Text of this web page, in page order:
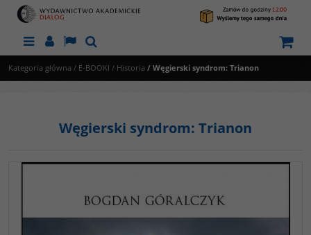
MenuPanelLangSzukaj
Kategoria główna / E-BOOKI / Historia / Węgierski syndrom: Trianon
Węgierski syndrom: Trianon